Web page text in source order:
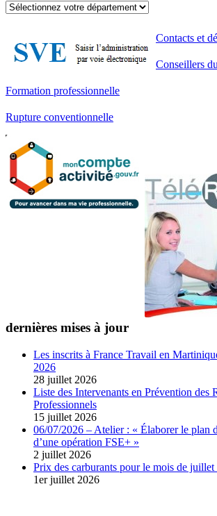
Contacts et
Conseillers
Formation professionnelle
Rupture conventionnelle
dernières mises à jour
Les inscrits à France Travail en
2026
28 juillet 2026
Liste des Intervenants en Prévention des
Professionnels
15 juillet 2026
06/07/2026 – Atelier : « Élaborer le plan
d’une opération FSE+ »
2 juillet 2026
Prix des carburants pour le mois de juillet
1er juillet 2026